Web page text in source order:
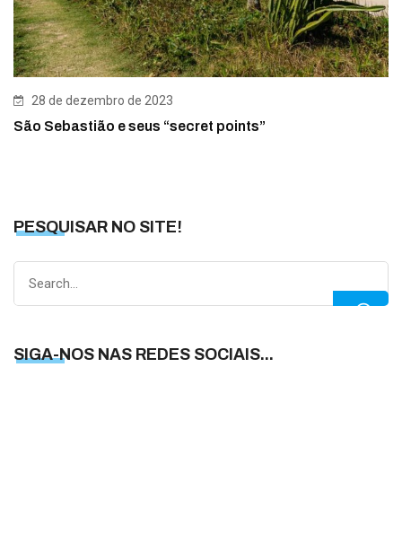
28 de dezembro de 2023
São Sebastião e seus “secret points”
PESQUISAR NO SITE!
SIGA-NOS NAS REDES SOCIAIS...